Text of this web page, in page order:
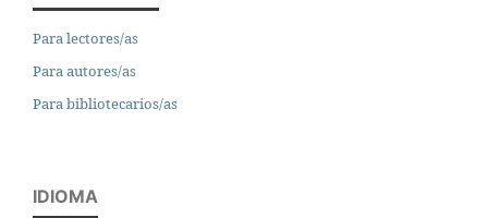
Para lectores/as
Para autores/as
Para bibliotecarios/as
IDIOMA